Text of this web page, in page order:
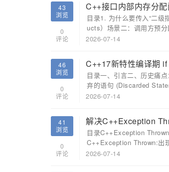
43
浏览
0
评论
C++接口内部内存分
目录1. 为什么要传入“二
ucts）场景二：调用方预
2026-07-14
46
浏览
0
评论
C++17新特性编译期
目录一、引言二、历史痛
弃的语句 (Discarded
2026-07-14
41
浏览
0
评论
解决C++Exception
目录C++Exception
C++Exception Thrown:出
2026-07-14